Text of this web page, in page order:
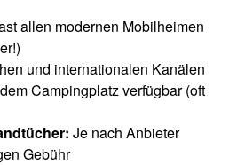
allen modernen Mobilheimen
und internationalen Kanälen
Campingplatz verfügbar (oft
Je nach Anbieter
Gebühr